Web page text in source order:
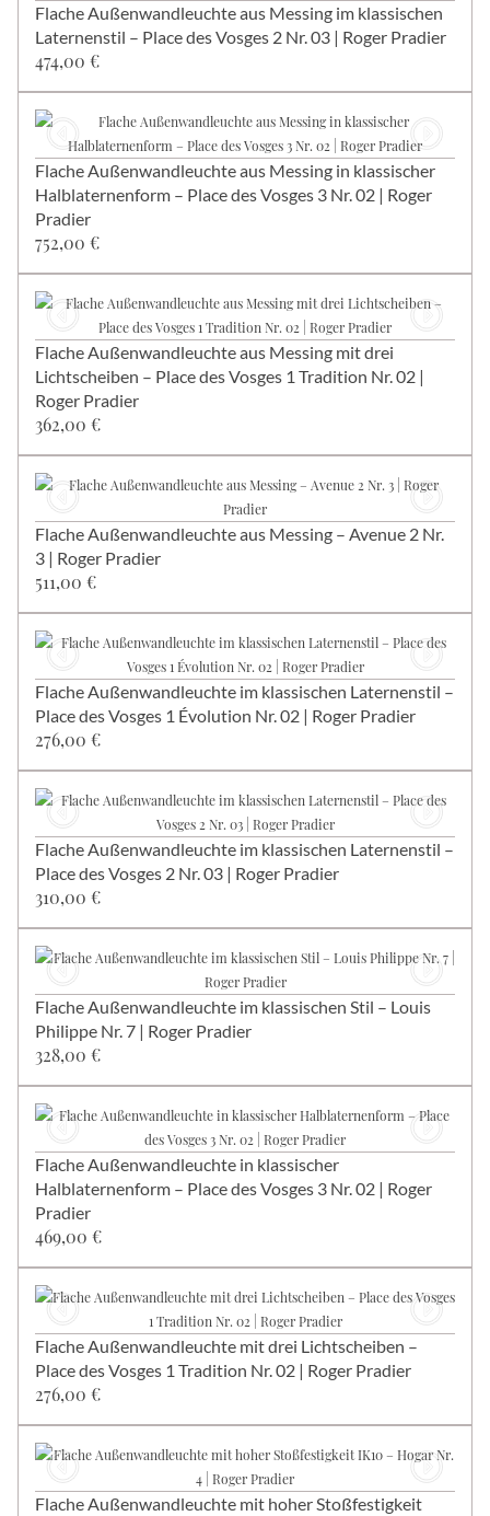
Flache Außenwandleuchte aus Messing im klassischen
Laternenstil – Place des Vosges 2 Nr. 03 | Roger Pradier
474,00 €
Flache Außenwandleuchte aus Messing in klassischer
Halblaternenform – Place des Vosges 3 Nr. 02 | Roger
Pradier
752,00 €
Flache Außenwandleuchte aus Messing mit drei
Lichtscheiben – Place des Vosges 1 Tradition Nr. 02 |
Roger Pradier
362,00 €
Flache Außenwandleuchte aus Messing – Avenue 2 Nr.
3 | Roger Pradier
511,00 €
Flache Außenwandleuchte im klassischen Laternenstil –
Place des Vosges 1 Évolution Nr. 02 | Roger Pradier
276,00 €
Flache Außenwandleuchte im klassischen Laternenstil –
Place des Vosges 2 Nr. 03 | Roger Pradier
310,00 €
Flache Außenwandleuchte im klassischen Stil – Louis
Philippe Nr. 7 | Roger Pradier
328,00 €
Flache Außenwandleuchte in klassischer
Halblaternenform – Place des Vosges 3 Nr. 02 | Roger
Pradier
469,00 €
Flache Außenwandleuchte mit drei Lichtscheiben –
Place des Vosges 1 Tradition Nr. 02 | Roger Pradier
276,00 €
Flache Außenwandleuchte mit hoher Stoßfestigkeit